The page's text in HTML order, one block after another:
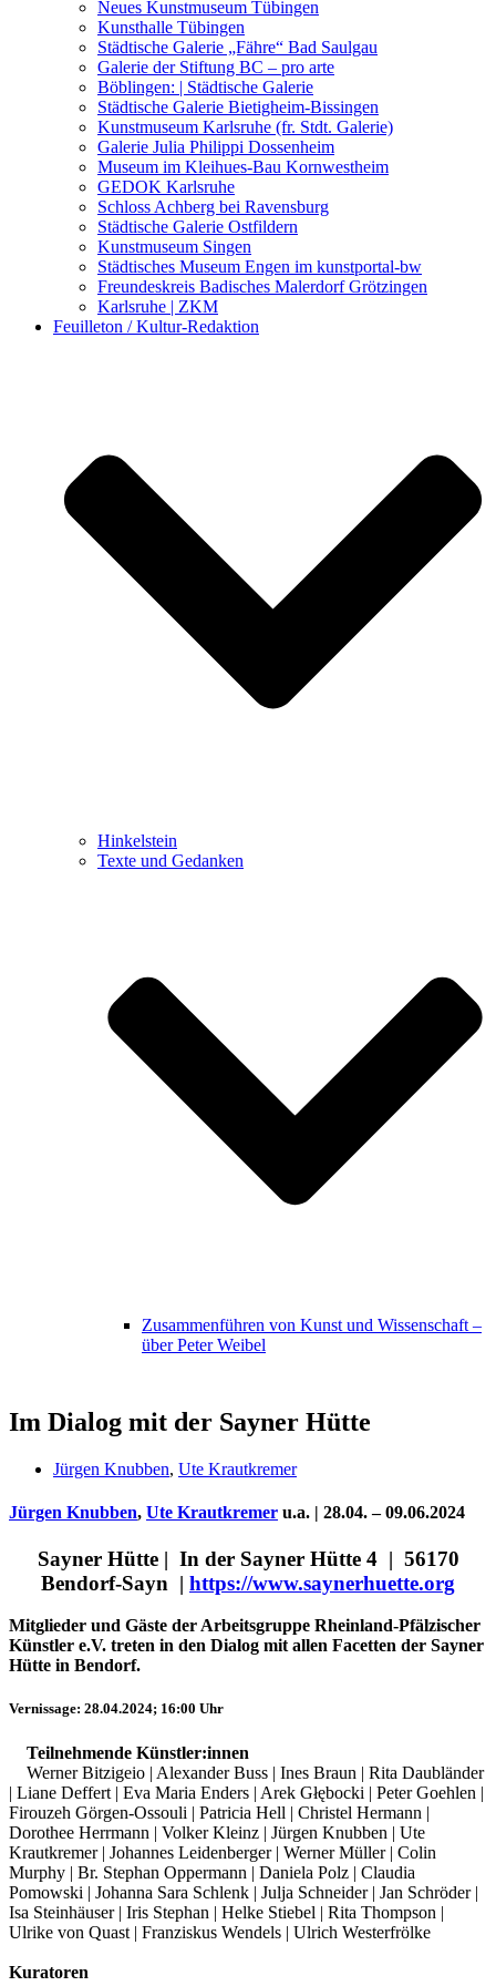
Kunstwettbewerbe, Ausschreibungen für Künstler
Neues Kunstmuseum Tübingen
Kunsthalle Tübingen
Städtische Galerie „Fähre“ Bad Saulgau
Galerie der Stiftung BC – pro arte
Böblingen: | Städtische Galerie
Städtische Galerie Bietigheim-Bissingen
Kunstmuseum Karlsruhe (fr. Stdt. Galerie)
Galerie Julia Philippi Dossenheim
Museum im Kleihues-Bau Kornwestheim
GEDOK Karlsruhe
Schloss Achberg bei Ravensburg
Städtische Galerie Ostfildern
Kunstmuseum Singen
Städtisches Museum Engen im kunstportal-bw
Freundeskreis Badisches Malerdorf Grötzingen
Karlsruhe | ZKM
Feuilleton / Kultur-Redaktion
Hinkelstein
Texte und Gedanken
Zusammenführen von Kunst und Wissenschaft –
über Peter Weibel
Uli Rothfuss
Harald Schwiers
Im Dialog mit der Sayner Hütte
Jürgen Knubben, Ute Krautkremer
Jürgen Knubben, Ute Krautkremer u.a. | 28.04. – 09.06.2024
Sayner Hütte | In der Sayner Hütte 4 | 56170
Bendorf-Sayn | https://www.saynerhuette.org
Mitglieder und Gäste der Arbeitsgruppe Rheinland-Pfälzischer
Künstler e.V. treten in den Dialog mit allen Facetten der Sayner
Hütte in Bendorf.
Vernissage: 28.04.2024; 16:00 Uhr
Teilnehmende Künstler:innen
Werner Bitzigeio | Alexander Buss | Ines Braun | Rita Daubländer
| Liane Deffert | Eva Maria Enders | Arek Głębocki | Peter Goehlen |
Firouzeh Görgen-Ossouli | Patricia Hell | Christel Hermann |
Dorothee Herrmann | Volker Kleinz | Jürgen Knubben | Ute
Krautkremer | Johannes Leidenberger | Werner Müller | Colin
Murphy | Br. Stephan Oppermann | Daniela Polz | Claudia
Pomowski | Johanna Sara Schlenk | Julja Schneider | Jan Schröder |
Isa Steinhäuser | Iris Stephan | Helke Stiebel | Rita Thompson |
Ulrike von Quast | Franziskus Wendels | Ulrich Westerfrölke
Kuratoren